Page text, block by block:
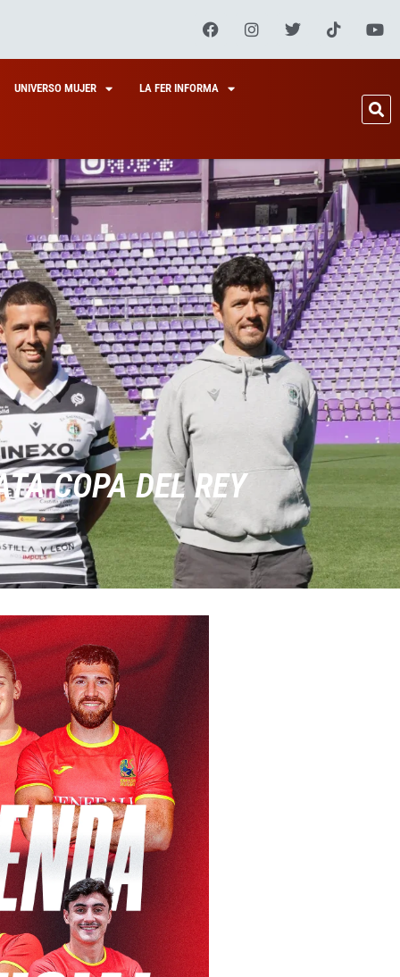
UNIVERSO MUJER LA FER INFORMA
COPA DEL REY